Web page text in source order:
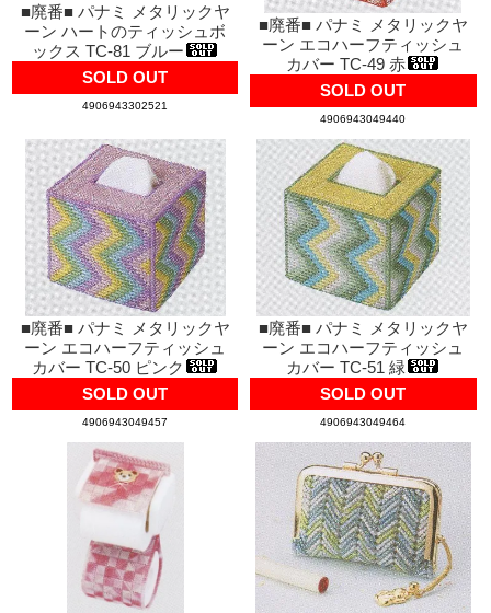
■廃番■ パナミ メタリックヤ
ーン ハートのティッシュボ
ックス TC-81 ブルー
SOLD OUT
4906943302521
■廃番■ パナミ メタリックヤ
ーン エコハーフティッシュ
カバー TC-49 赤
SOLD OUT
4906943049440
■廃番■ パナミ メタリックヤ
ーン エコハーフティッシュ
カバー TC-50 ピンク
SOLD OUT
4906943049457
■廃番■ パナミ メタリックヤ
ーン エコハーフティッシュ
カバー TC-51 緑
SOLD OUT
4906943049464